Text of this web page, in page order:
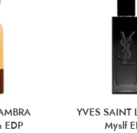
EDP
YVES SAINT
Myslf